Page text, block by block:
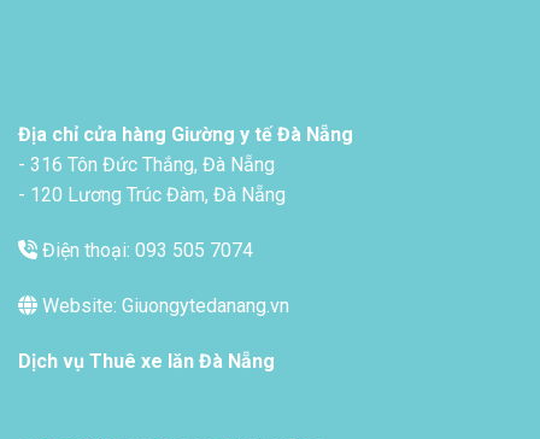
Địa chỉ cửa hàng Giường y tế Đà Nẵng
- 316 Tôn Đức Thắng, Đà Nẵng
- 120 Lương Trúc Đàm, Đà Nẵng
Điện thoại: 093 505 7074
Website: Giuongytedanang.vn
Dịch vụ Thuê xe lăn Đà Nẵng